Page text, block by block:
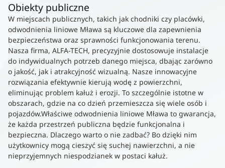
Obiekty publiczne
W miejscach publicznych, takich jak chodniki czy placówki,
odwodnienia liniowe Mława są kluczowe dla zapewnienia
bezpieczeństwa oraz sprawności funkcjonowania terenu.
Nasza firma, ALFA-TECH, precyzyjnie dostosowuje instalacje
do indywidualnych potrzeb danego miejsca, dbając zarówno
o jakość, jak i atrakcyjność wizualną. Nasze innowacyjne
rozwiązania efektywnie kierują wodę z powierzchni,
eliminując problem kałuż i erozji. To szczególnie istotne w
obszarach, gdzie na co dzień przemieszcza się wiele osób i
pojazdów.Właściwe odwodnienia liniowe Mława to gwarancja,
że każda przestrzeń publiczna będzie funkcjonalna i
bezpieczna. Dlaczego warto o nie zadbać? Bo dzięki nim
użytkownicy mogą cieszyć się suchej nawierzchni, a nie
nieprzyjemnych niespodzianek w postaci kałuż.